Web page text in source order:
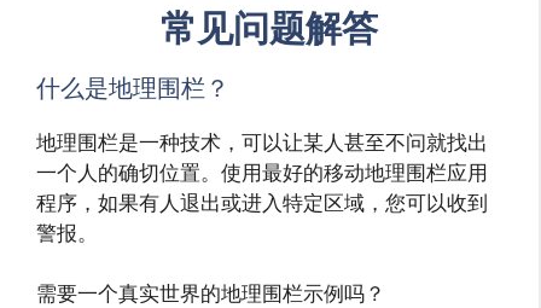
常见问题解答
什么是地理围栏？
地理围栏是一种技术，可以让某人甚至不问就找出
一个人的确切位置。使用最好的移动地理围栏应用
程序，如果有人退出或进入特定区域，您可以收到
警报。
需要一个真实世界的地理围栏示例吗？